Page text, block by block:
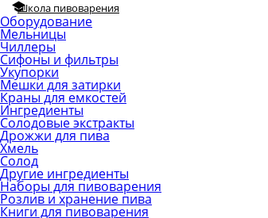
Школа пивоварения
Оборудование
Мельницы
Чиллеры
Сифоны и фильтры
Укупорки
Мешки для затирки
Краны для емкостей
Ингредиенты
Солодовые экстракты
Дрожжи для пива
Хмель
Солод
Другие ингредиенты
Наборы для пивоварения
Розлив и хранение пива
Книги для пивоварения